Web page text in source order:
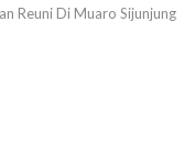
Reuni Di Muaro Sijunjung